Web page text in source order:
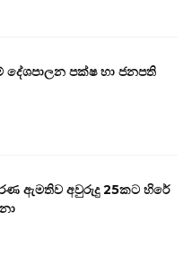
දේශපාලන පක්ෂ හා ජනපති
ඇමතිව අවුරුදු 25කට හිරේ